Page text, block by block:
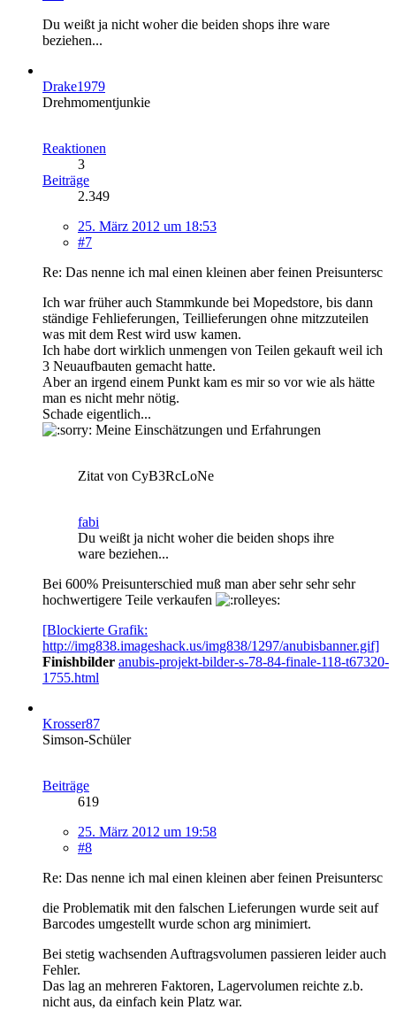
Du weißt ja nicht woher die beiden shops ihre ware
beziehen...
Drake1979
Drehmomentjunkie
Reaktionen
3
Beiträge
2.349
25. März 2012 um 18:53
#7
Re: Das nenne ich mal einen kleinen aber feinen Preisuntersc
Ich war früher auch Stammkunde bei Mopedstore, bis dann
ständige Fehlieferungen, Teillieferungen ohne mitzzuteilen
was mit dem Rest wird usw kamen.
Ich habe dort wirklich unmengen von Teilen gekauft weil ich
3 Neuaufbauten gemacht hatte.
Aber an irgend einem Punkt kam es mir so vor wie als hätte
man es nicht mehr nötig.
Schade eigentlich...
Meine Einschätzungen und Erfahrungen
Zitat von CyB3RcLoNe
fabi
Du weißt ja nicht woher die beiden shops ihre
ware beziehen...
Bei 600% Preisunterschied muß man aber sehr sehr sehr
hochwertigere Teile verkaufen
[Blockierte Grafik:
http://img838.imageshack.us/img838/1297/anubisbanner.gif]
Finishbilder anubis-projekt-bilder-s-78-84-finale-118-t67320-
1755.html
Krosser87
Simson-Schüler
Beiträge
619
25. März 2012 um 19:58
#8
Re: Das nenne ich mal einen kleinen aber feinen Preisuntersc
die Problematik mit den falschen Lieferungen wurde seit auf
Barcodes umgestellt wurde schon arg minimiert.
Bei stetig wachsenden Auftragsvolumen passieren leider auch
Fehler.
Das lag an mehreren Faktoren, Lagervolumen reichte z.b.
nicht aus, da einfach kein Platz war.